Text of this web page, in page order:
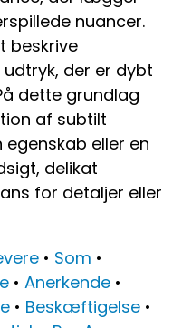
nuancer.
beskrive
der er dybt
dette grundlag
af subtilt
eller en
delikat
for detaljer eller
• Som •
• Anerkende •
• Beskæftigelse •